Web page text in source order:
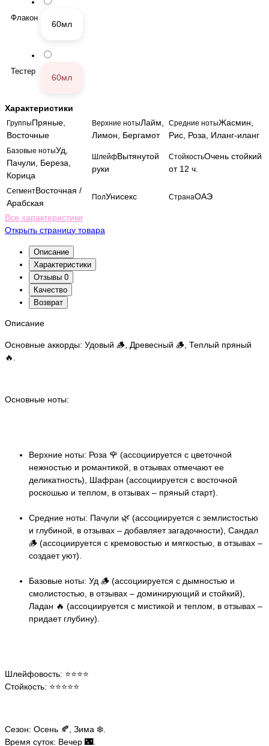
Флакон
60мл
Тестер
60мл
Характеристики
ГруппыПряные,
Восточные
Верхние нотыЛайм,
Лимон, Бергамот
Средние нотыЖасмин,
Рис, Роза, Иланг-иланг
Базовые нотыУд,
Пачули, Береза,
Корица
ШлейфВытянутой
руки
СтойкостьОчень стойкий
от 12 ч.
СегментВосточная /
Арабская
ПолУнисекс СтранаОАЭ
Все характеристики
Открыть страницу товара
Описание
Характеристики
Отзывы 0
Качество
Возврат
Описание
Основные аккорды: Удовый 🪵, Древесный 🪵, Теплый пряный
🔥.
Основные ноты:
Верхние ноты: Роза 🌹 (ассоциируется с цветочной
нежностью и романтикой, в отзывах отмечают ее
деликатность), Шафран (ассоциируется с восточной
роскошью и теплом, в отзывах – пряный старт).
Средние ноты: Пачули 🌿 (ассоциируется с землистостью
и глубиной, в отзывах – добавляет загадочности), Сандал
🪵 (ассоциируется с кремовостью и мягкостью, в отзывах –
создает уют).
Базовые ноты: Уд 🪵 (ассоциируется с дымностью и
смолистостью, в отзывах – доминирующий и стойкий),
Ладан 🔥 (ассоциируется с мистикой и теплом, в отзывах –
придает глубину).
Шлейфовость: ⭐️⭐️⭐️⭐️
Стойкость: ⭐️⭐️⭐️⭐️⭐️
Сезон: Осень 🍂, Зима ❄️.
Время суток: Вечер 🌃.